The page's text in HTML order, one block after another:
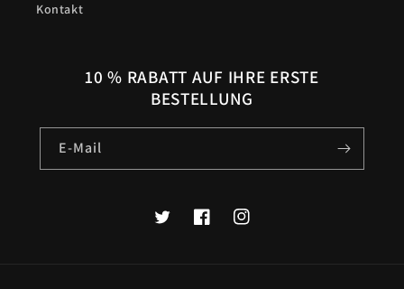
Kontakt
10 % RABATT AUF IHRE ERSTE
BESTELLUNG
E-Mail
TwitterFacebookInstagram